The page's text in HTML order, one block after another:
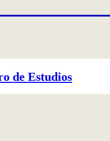
de Estudios